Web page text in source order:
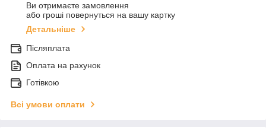
Ви отримаєте замовлення
або гроші повернуться на вашу картку
Детальніше
Післяплата
Оплата на рахунок
Готівкою
Всі умови оплати